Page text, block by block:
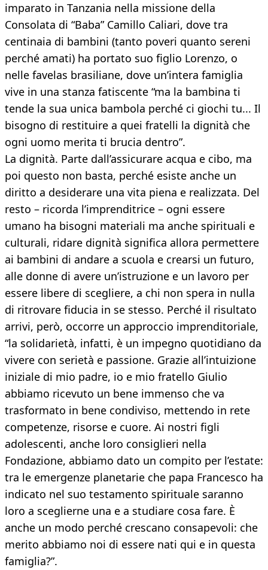
imparato in Tanzania nella missione della
Consolata di “Baba” Camillo Caliari, dove tra
centinaia di bambini (tanto poveri quanto sereni
perché amati) ha portato suo figlio Lorenzo, o
nelle favelas brasiliane, dove un’intera famiglia
vive in una stanza fatiscente “ma la bambina ti
tende la sua unica bambola perché ci giochi tu... Il
bisogno di restituire a quei fratelli la dignità che
ogni uomo merita ti brucia dentro”.
La dignità. Parte dall’assicurare acqua e cibo, ma
poi questo non basta, perché esiste anche un
diritto a desiderare una vita piena e realizzata. Del
resto – ricorda l’imprenditrice – ogni essere
umano ha bisogni materiali ma anche spirituali e
culturali, ridare dignità significa allora permettere
ai bambini di andare a scuola e crearsi un futuro,
alle donne di avere un’istruzione e un lavoro per
essere libere di scegliere, a chi non spera in nulla
di ritrovare fiducia in se stesso. Perché il risultato
arrivi, però, occorre un approccio imprenditoriale,
“la solidarietà, infatti, è un impegno quotidiano da
vivere con serietà e passione. Grazie all’intuizione
iniziale di mio padre, io e mio fratello Giulio
abbiamo ricevuto un bene immenso che va
trasformato in bene condiviso, mettendo in rete
competenze, risorse e cuore. Ai nostri figli
adolescenti, anche loro consiglieri nella
Fondazione, abbiamo dato un compito per l’estate:
tra le emergenze planetarie che papa Francesco ha
indicato nel suo testamento spirituale saranno
loro a sceglierne una e a studiare cosa fare. È
anche un modo perché crescano consapevoli: che
merito abbiamo noi di essere nati qui e in questa
famiglia?”.